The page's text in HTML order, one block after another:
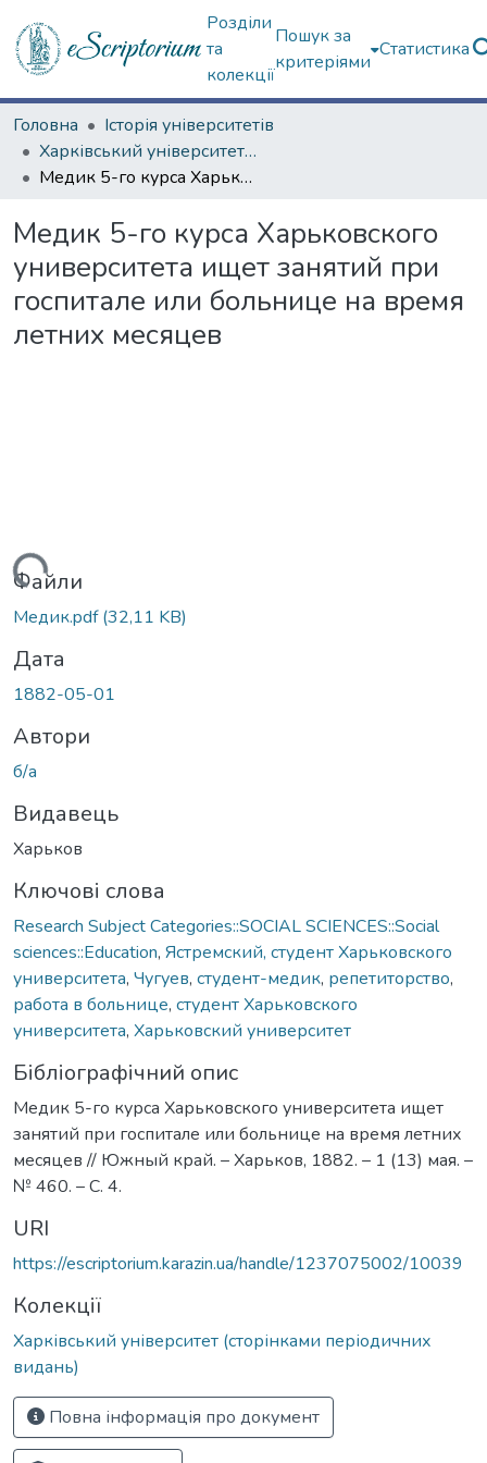
Розділи
та
колекції
Пошук за
критеріями
Статистика
Головна
Історія університетів
Харківський університет (сторінками періодичних видань)
Медик 5-го курса Харьковского университета ищет занятий при госпитале или больнице на время летних месяцев
Медик 5-го курса Харьковского
университета ищет занятий при
госпитале или больнице на время
летних месяцев
Файли
Медик.pdf(32,11 KB)
Дата
1882-05-01
Автори
б/а
Видавець
Харьков
Ключові слова
Research Subject Categories::SOCIAL SCIENCES::Social
sciences::Education, Ястремский, студент Харьковского
университета, Чугуев, студент-медик, репетиторство,
работа в больнице, студент Харьковского
университета, Харьковский университет
Бібліографічний опис
Медик 5-го курса Харьковского университета ищет
занятий при госпитале или больнице на время летних
месяцев // Южный край. – Харьков, 1882. – 1 (13) мая. –
№ 460. – С. 4.
URI
https://escriptorium.karazin.ua/handle/1237075002/10039
Колекції
Харківський університет (сторінками періодичних
видань)
Повна інформація про документ